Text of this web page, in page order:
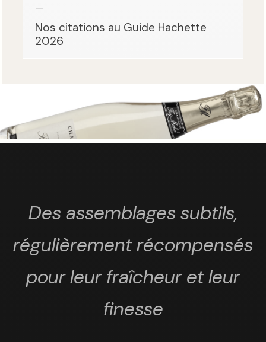
—
Nos citations au Guide Hachette
2026
Des assemblages subtils,
régulièrement récompensés
pour leur fraîcheur et leur
finesse